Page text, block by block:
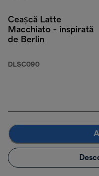
Ceașcă Latte
Macchiato - inspirată
de Berlin
DLSC090